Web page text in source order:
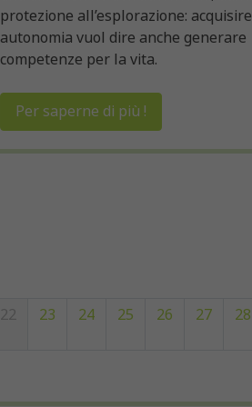
protezione all’esplorazione: acquisire
autonomia vuol dire anche generare
competenze per la vita.
Per saperne di più !
22 23 24 25 26 27 28